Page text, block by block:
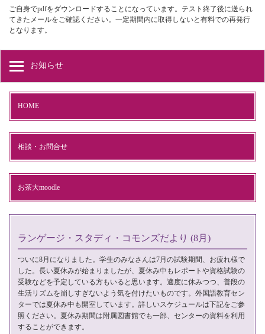
ご自身でpdfをダウンロードすることになっています。テスト終了後に送られ
てきたメールをご確認ください。一定期間内に取得しないと有料での再発行
となります。
お知らせ
HOME
相談・お問合せ
お茶大moodle
ランゲージ・スタディ・コモンズだより (8月)
ついに8月になりました。学生のみなさんは7月の試験期間、お疲れ様で
した。長い夏休みが始まりましたが、夏休み中もレポートや資格試験の
受験などを予定している方もいると思います。適度に休みつつ、普段の
生活リズムを崩しすぎないよう気を付けたいものです。外国語教育セン
ターでは夏休み中も開室しています。詳しいスケジュールは下記をご参
照ください。夏休み期間は附属図書館でも一部、センターの資料を利用
することができます。